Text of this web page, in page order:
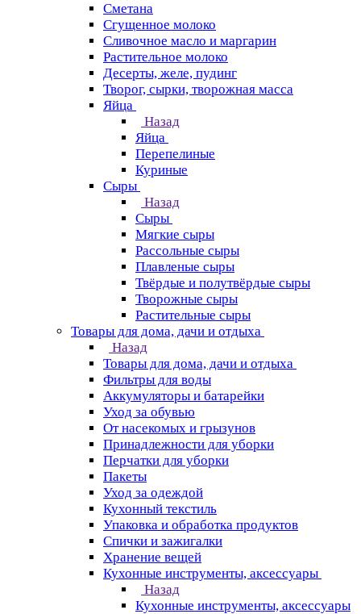
Сметана
Сгущенное молоко
Сливочное масло и маргарин
Растительное молоко
Десерты, желе, пудинг
Творог, сырки, творожная масса
Яйца
Назад
Яйца
Перепелиные
Куриные
Сыры
Назад
Сыры
Мягкие сыры
Рассольные сыры
Плавленые сыры
Твёрдые и полутвёрдые сыры
Творожные сыры
Растительные сыры
Товары для дома, дачи и отдыха
Назад
Товары для дома, дачи и отдыха
Фильтры для воды
Аккумуляторы и батарейки
Уход за обувью
От насекомых и грызунов
Принадлежности для уборки
Перчатки для уборки
Пакеты
Уход за одеждой
Кухонный текстиль
Упаковка и обработка продуктов
Спички и зажигалки
Хранение вещей
Кухонные инструменты, аксессуары
Назад
Кухонные инструменты, аксессуары